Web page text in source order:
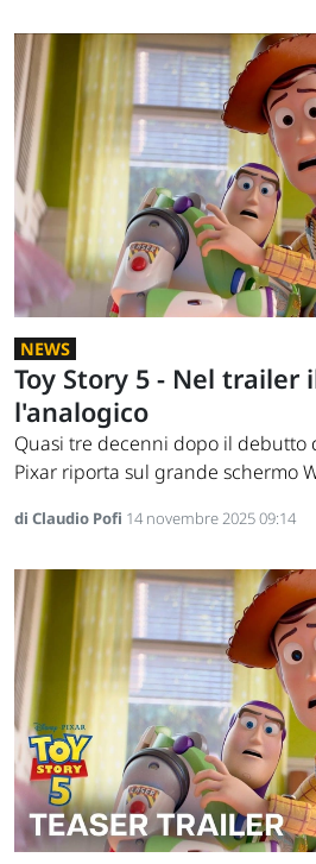
NEWS
Toy Story 5 - Nel
l'analogico
Quasi tre decenni dopo il debutto
Pixar riporta sul grande schermo
di Claudio Pofi 14 novembre 2025 09:14